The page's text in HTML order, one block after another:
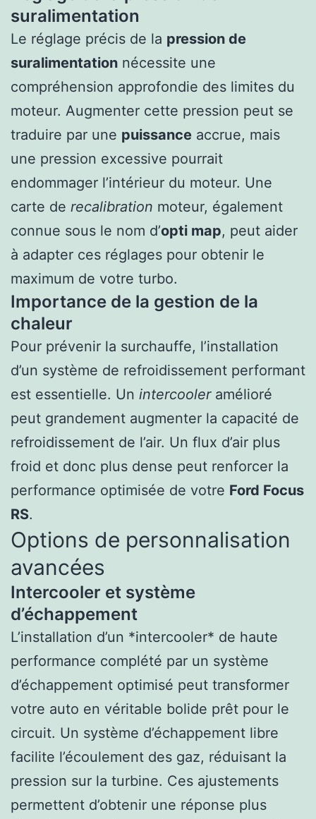
suralimentation
Le réglage précis de la pression de
suralimentation nécessite une
compréhension approfondie des limites du
moteur. Augmenter cette pression peut se
traduire par une puissance accrue, mais
une pression excessive pourrait
endommager l’intérieur du moteur. Une
carte de recalibration moteur, également
connue sous le nom d’opti map, peut aider
à adapter ces réglages pour obtenir le
maximum de votre turbo.
Importance de la gestion de la
chaleur
Pour prévenir la surchauffe, l’installation
d’un système de refroidissement performant
est essentielle. Un intercooleramélioré
peut grandement augmenter la capacité de
refroidissement de l’air. Un flux d’air plus
froid et donc plus dense peut renforcer la
performance optimisée de votre Ford Focus
RS.
Options de personnalisation
avancées
Intercooler et système
d’échappement
L’installation d’un *intercooler* de haute
performance complété par un système
d’échappement optimisé peut transformer
votre auto en véritable bolide prêt pour le
circuit. Un système d’échappement libre
facilite l’écoulement des gaz, réduisant la
pression sur la turbine. Ces ajustements
permettent d’obtenir une réponse plus